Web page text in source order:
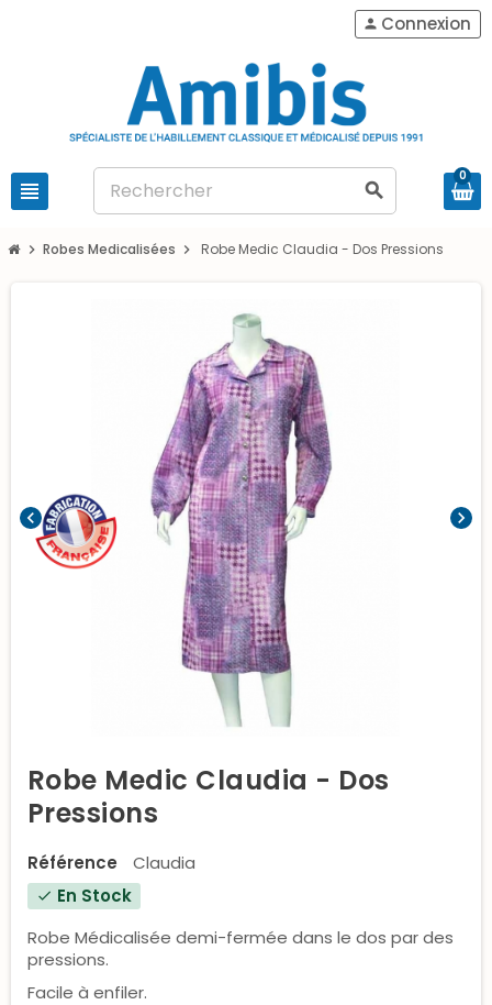
view_headline search
person Connexion
0
chevron_right Robes Medicalisées chevron_right Robe Medic Claudia - Dos Pressions
chevron_left chevron_right
Robe Medic Claudia - Dos
Pressions
Référence Claudia
check En Stock
Robe Médicalisée demi-fermée dans le dos par des
pressions.
Facile à enfiler.